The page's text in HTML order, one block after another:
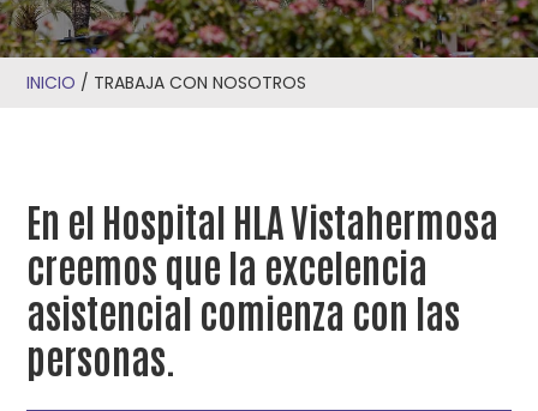
INICIO / TRABAJA CON NOSOTROS
En el Hospital HLA Vistahermosa
creemos que la excelencia
asistencial comienza con las
personas.